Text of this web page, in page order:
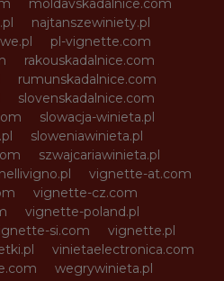
moldavskadalnice.com
najtanszewiniety.pl
pl-vignette.com
rakouskadalnice.com
rumunskadalnice.com
slovenskadalnice.com
slowacja-winieta.pl
sloweniawinieta.pl
szwajcariawinieta.pl
vignette-at.com
vignette-cz.com
vignette-poland.pl
si.com
vignette.pl
vinietaelectronica.com
wegrywinieta.pl